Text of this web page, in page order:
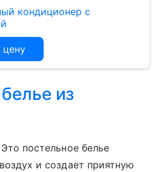
кондиционер с
цену
из
постельное белье
и создает приятную